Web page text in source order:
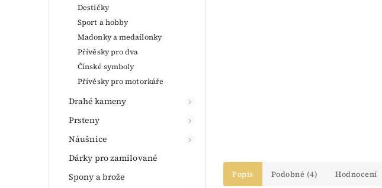
Destičky
Sport a hobby
Madonky a medailonky
Přívěsky pro dva
Čínské symboly
Přívěsky pro motorkáře
Drahé kameny
Prsteny
Náušnice
Dárky pro zamilované
Spony a brože
Popis Podobné (4) Hodnocení